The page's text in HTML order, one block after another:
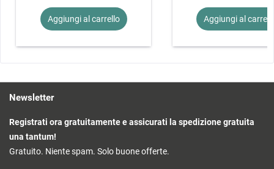
Aggiungi al carrello Aggiungi al
Newsletter
Registrati ora gratuitamente e assicurati la spedizione gratuita
una tantum!
Gratuito. Niente spam. Solo buone offerte.